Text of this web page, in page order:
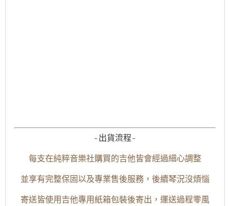
-出貨流程-
每支在純粹音樂社購買的吉他皆會經過細心調整
並享有完整保固以及專業售後服務，後續琴況沒煩惱
寄送皆使用吉他專用紙箱包裝後寄出，運送過程零風